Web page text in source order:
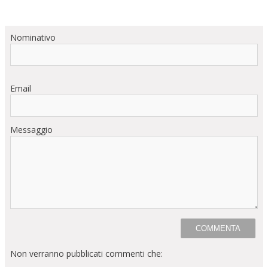
Nominativo
Email
Messaggio
Non verranno pubblicati commenti che: